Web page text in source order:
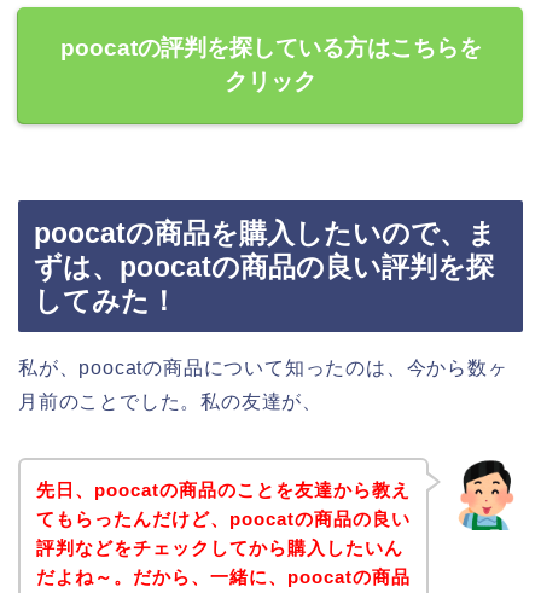
poocatの評判を探している方はこちらを
クリック
poocatの商品を購入したいので、ま
ずは、poocatの商品の良い評判を探
してみた！
私が、poocatの商品について知ったのは、今から数ヶ
月前のことでした。私の友達が、
先日、poocatの商品のことを友達から教え
てもらったんだけど、poocatの商品の良い
評判などをチェックしてから購入したいん
だよね～。だから、一緒に、poocatの商品